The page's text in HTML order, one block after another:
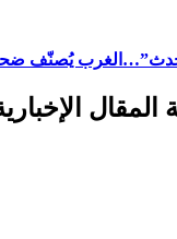
حدث”…الغرب يُصنّف
الإخبارية 2024